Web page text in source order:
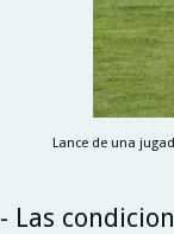
Lance de una
- Las